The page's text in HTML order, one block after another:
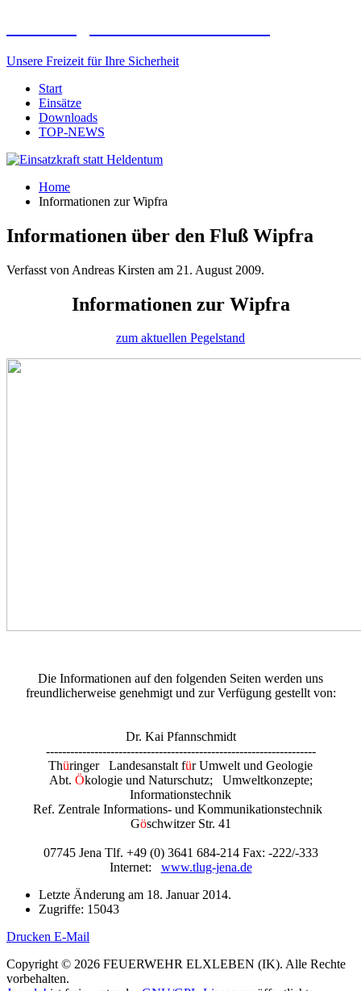
Unsere Freizeit für Ihre Sicherheit
Start
Einsätze
Downloads
TOP-NEWS
Home
Informationen zur Wipfra
Informationen über den Fluß Wipfra
Verfasst von Andreas Kirsten am 21. August 2009.
Informationen zur Wipfra
zum aktuellen Pegelstand
Die Informationen auf den folgenden Seiten werden uns
freundlicherweise genehmigt und zur Verfügung gestellt von:
Dr. Kai Pfannschmidt
-------------------------------------------------------------------
Thüringer Landesanstalt für Umwelt und Geologie
Abt. Ökologie und Naturschutz; Umweltkonzepte;
Informationstechnik
Ref. Zentrale Informations- und Kommunikationstechnik
Göschwitzer Str. 41
07745 Jena Tlf. +49 (0) 3641 684-214 Fax: -222/-333
Internet: www.tlug-jena.de
Letzte Änderung am 18. Januar 2014.
Zugriffe: 15043
Drucken E-Mail
Copyright © 2026 FEUERWEHR ELXLEBEN (IK). Alle Rechte
vorbehalten.